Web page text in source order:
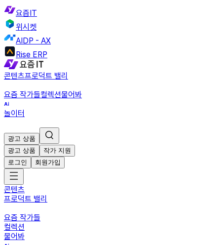
요즘IT
위시켓
AIDP - AX
Rise ERP
콘텐츠프로덕트 밸리
요즘 작가들컬렉션물어봐
놀이터
광고 상품
광고 상품
작가 지원
로그인
회원가입
콘텐츠
프로덕트 밸리
요즘 작가들
컬렉션
물어봐